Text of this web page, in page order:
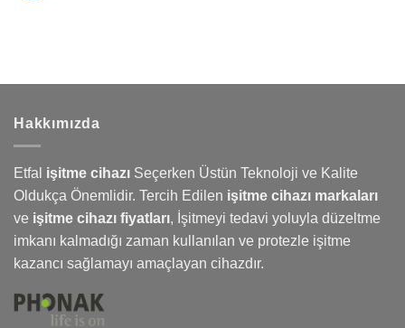
Hakkımızda
Etfal işitme cihazı Seçerken Üstün Teknoloji ve Kalite
Oldukça Önemlidir. Tercih Edilen işitme cihazı markaları
ve işitme cihazı fiyatları, İşitmeyi tedavi yoluyla düzeltme
imkanı kalmadığı zaman kullanılan ve protezle işitme
kazancı sağlamayı amaçlayan cihazdır.